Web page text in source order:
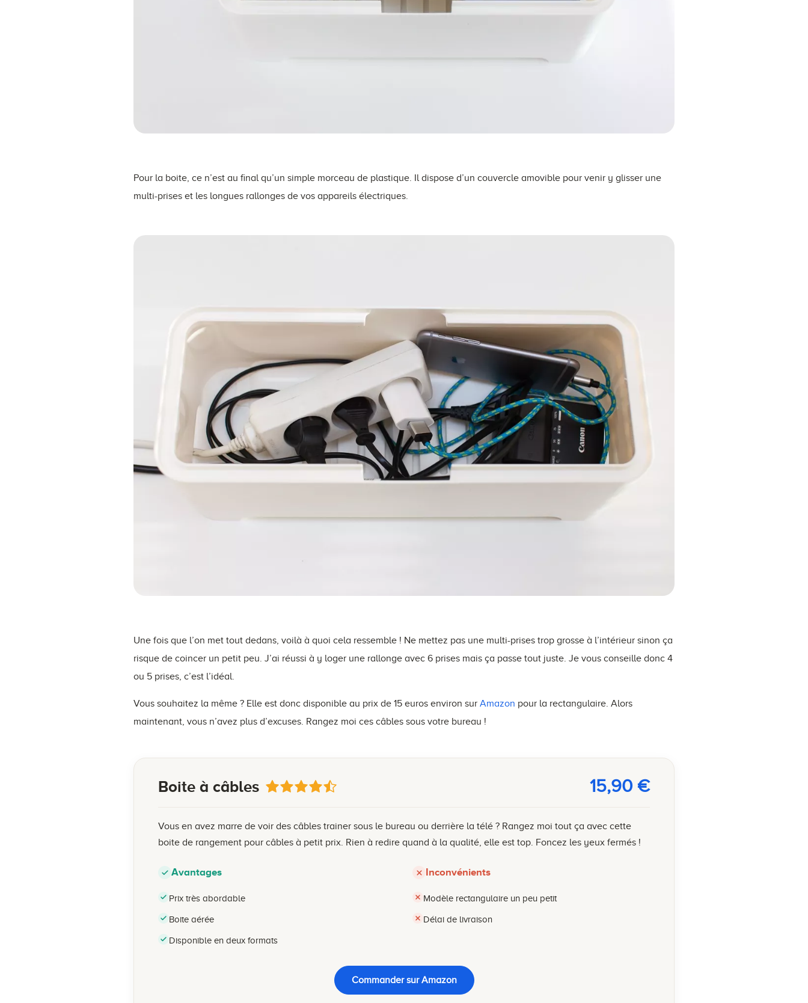
Pour la boite, ce n’est au final qu’un simple morceau de plastique. Il dispose d’un couvercle amovible pour venir y glisser une
multi-prises et les longues rallonges de vos appareils électriques.
Une fois que l’on met tout dedans, voilà à quoi cela ressemble ! Ne mettez pas une multi-prises trop grosse à l’intérieur sinon ça
risque de coincer un petit peu. J’ai réussi à y loger une rallonge avec 6 prises mais ça passe tout juste. Je vous conseille donc 4
ou 5 prises, c’est l’idéal.
Vous souhaitez la même ? Elle est donc disponible au prix de 15 euros environ sur Amazon pour la rectangulaire. Alors
maintenant, vous n’avez plus d’excuses. Rangez moi ces câbles sous votre bureau !
Boite à câbles 15,90 €
Vous en avez marre de voir des câbles trainer sous le bureau ou derrière la télé ? Rangez moi tout ça avec cette
boite de rangement pour câbles à petit prix. Rien à redire quand à la qualité, elle est top. Foncez les yeux fermés !
Avantages
Prix très abordable
Boite aérée
Disponible en deux formats
Inconvénients
Modèle rectangulaire un peu petit
Délai de livraison
Commander sur Amazon